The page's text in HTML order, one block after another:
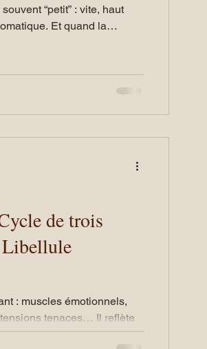
“petit” : vite, haut
Et quand la
simple de respirer qui
de trois
Libellule
: muscles émotionnels,
tenaces… Il reflète
que ce que nous retenons.